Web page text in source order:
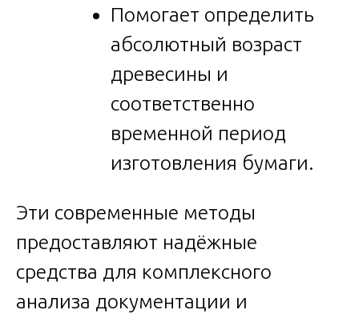
Помогает определить
абсолютный возраст
древесины и
соответственно
временной период
изготовления бумаги.
Эти современные методы
предоставляют надёжные
средства для комплексного
анализа документации и